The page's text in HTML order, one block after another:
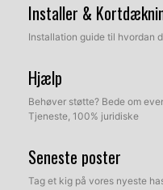
Installer &
Installation guide til hvordan
Hjælp
Behøver støtte? Bede om
Tjeneste, 100% juridiske
Seneste poster
Tag et kig på vores nyeste